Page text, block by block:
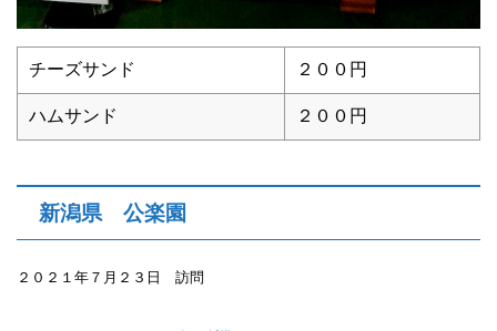
チーズサンド ２００円
ハムサンド ２００円
新潟県 公楽園
２０２１年７月２３日 訪問